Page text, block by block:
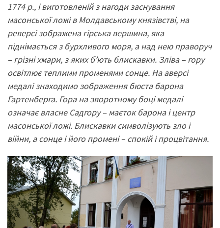
1774 р., і виготовленій з нагоди заснування
масонської ложі в Молдавському князівстві, на
реверсі зображена гірська вершина, яка
піднімається з бурхливого моря, а над нею праворуч
– грізні хмари, з яких б’ють блискавки. Зліва – гору
освітлює теплими променями сонце. На аверсі
медалі знаходимо зображення бюста барона
Гартенберга. Гора на зворотному боці медалі
означає власне Садгору – маєток барона і центр
масонської ложі. Блискавки символізують зло і
війни, а сонце і його промені – спокій і процвітання.